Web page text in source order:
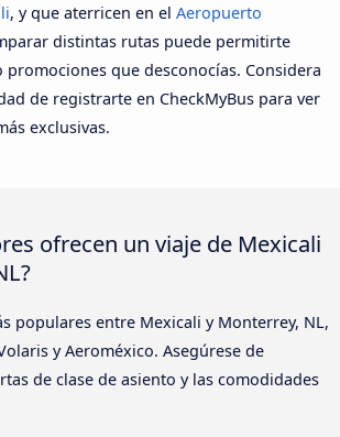
, y que aterricen en el Aeropuerto
distintas rutas puede permitirte
que desconocías. Considera
de registrarte en CheckMyBus para ver
exclusivas.
ofrecen un viaje de Mexicali
populares entre Mexicali y Monterrey, NL,
y Aeroméxico. Asegúrese de
de clase de asiento y las comodidades